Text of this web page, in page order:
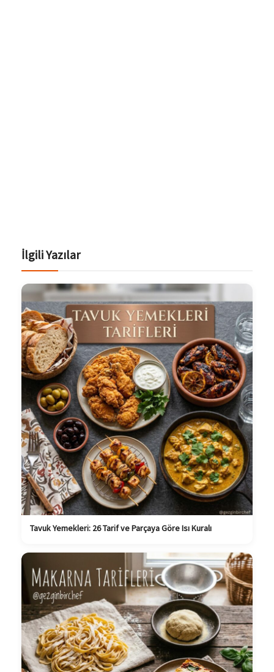
İlgili Yazılar
Tavuk Yemekleri: 26 Tarif ve Parçaya Göre Isı Kuralı